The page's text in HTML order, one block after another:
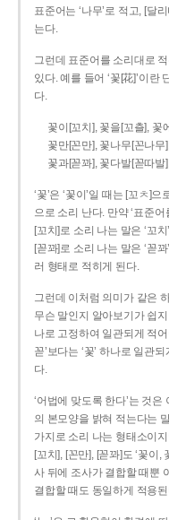
표준어는 ‘나무’로 적고, [달
는다.
그런데 표준어를 소리대로
있다. 예를 들어 ‘꽃[花]’이란
다.
꽃이[꼬치], 꽃을[꼬츨], 꽃
꽃만[꼰만], 꽃나무[꼰나무
꽃과[꼳꽈], 꽃다발[꼳따발
‘꽃’은 ‘꽃이’일 때는 [꼬ㅊ]으
으로 소리 난다. 만약 ‘표준
[꼬치]로 소리 나는 말은 ‘꼬
[꼳꽈]로 소리 나는 말은 ‘꼳
러 형태로 적히게 된다.
그런데 이처럼 의미가 같은
무슨 말인지 알아보기가 쉽
나로 고정하여 일관되게 적
꼳’보다는 ‘꽃’ 하나로 일관
다.
‘어법에 맞도록 한다’는 것
의 본모양을 밝혀 적는다는
가지로 소리 나는 형태소이
[꼬치], [꼰만], [꼳꽈]도 ‘꽃이,
사 뒤에 조사가 결합할 때뿐
결합할 때도 동일하게 적용